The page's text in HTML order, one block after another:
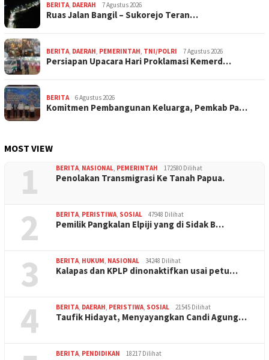
BERITA, DAERAH 7 Agustus 2026
Ruas Jalan Bangil – Sukorejo Teran…
BERITA, DAERAH, PEMERINTAH, TNI/POLRI 7 Agustus 2026
Persiapan Upacara Hari Proklamasi Kemerd…
BERITA 6 Agustus 2026
Komitmen Pembangunan Keluarga, Pemkab Pa…
MOST VIEW
1 BERITA, NASIONAL, PEMERINTAH 172580 Dilihat
Penolakan Transmigrasi Ke Tanah Papua.
2 BERITA, PERISTIWA, SOSIAL 47948 Dilihat
Pemilik Pangkalan Elpiji yang di Sidak B…
3 BERITA, HUKUM, NASIONAL 34248 Dilihat
Kalapas dan KPLP dinonaktifkan usai petu…
4 BERITA, DAERAH, PERISTIWA, SOSIAL 21545 Dilihat
Taufik Hidayat, Menyayangkan Candi Agung…
BERITA, PENDIDIKAN 18217 Dilihat